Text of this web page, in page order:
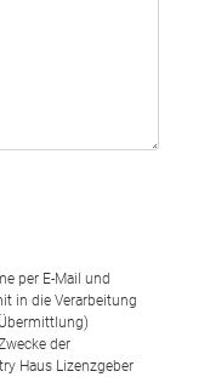
per E-Mail und
in die Verarbeitung
der
Haus Lizenzgeber